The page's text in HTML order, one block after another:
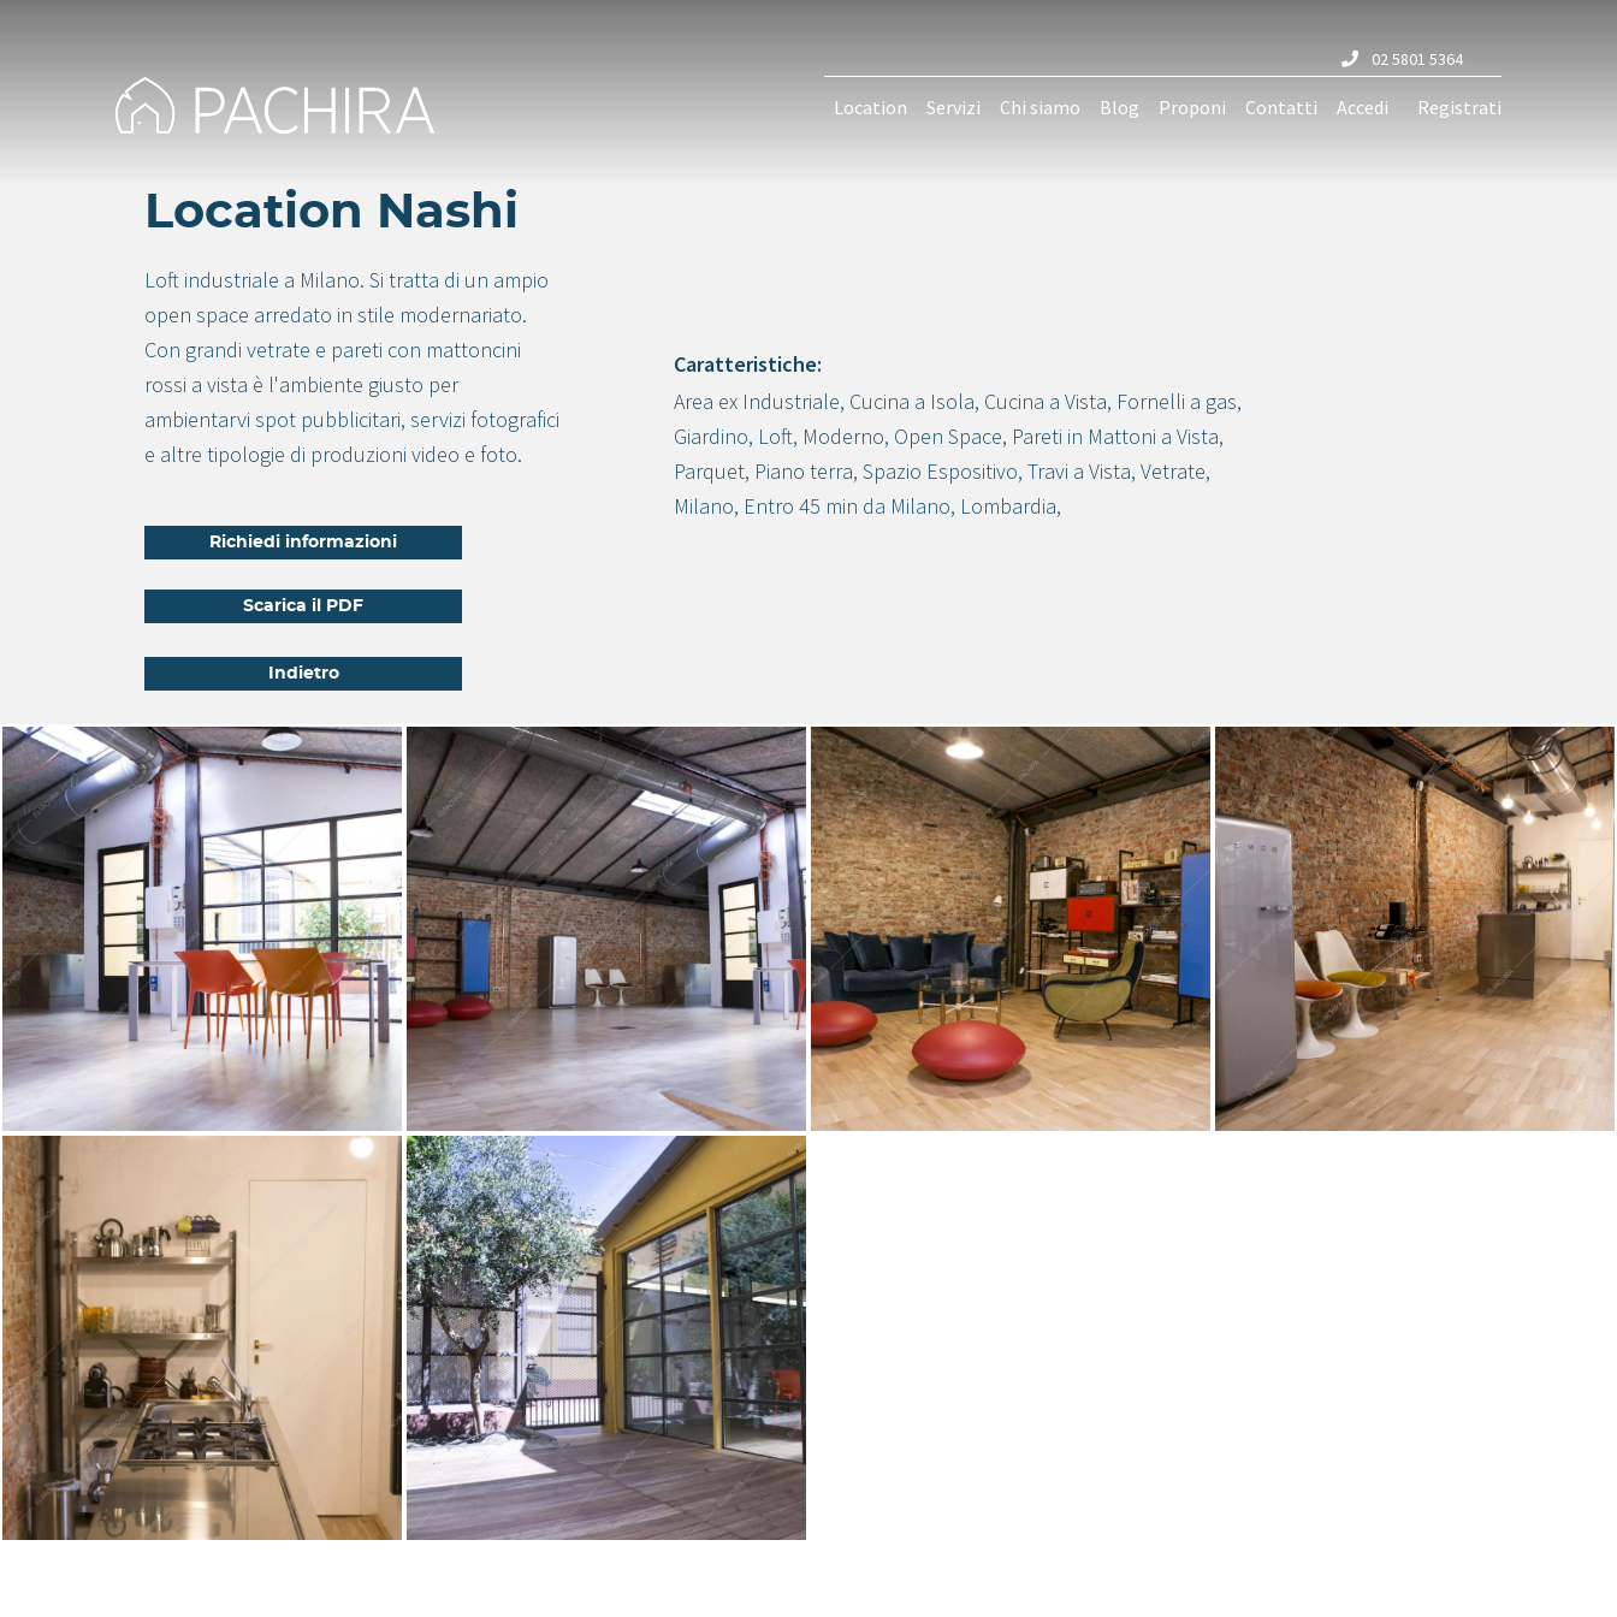
02 5801 5364
Location Servizi Chi siamo Blog Proponi Contatti Accedi Registrati
Location Nashi
Loft industriale a Milano. Si tratta di un ampio
open space arredato in stile modernariato.
Con grandi vetrate e pareti con mattoncini
rossi a vista è l'ambiente giusto per
ambientarvi spot pubblicitari, servizi fotografici
e altre tipologie di produzioni video e foto.
Richiedi informazioni
Scarica il PDF
Indietro
Crea progetto
Caratteristiche:
Area ex Industriale, Cucina a Isola, Cucina a Vista, Fornelli a gas,
Giardino, Loft, Moderno, Open Space, Pareti in Mattoni a Vista,
Parquet, Piano terra, Spazio Espositivo, Travi a Vista, Vetrate,
Milano, Entro 45 min da Milano, Lombardia,